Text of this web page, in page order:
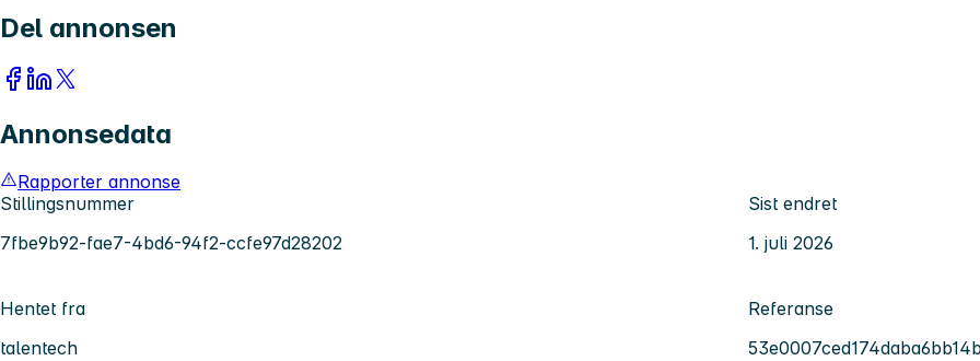
Del annonsen
Annonsedata
Rapporter annonse
Stillingsnummer
7fbe9b92-fae7-4bd6-94f2-ccfe97d28202
Sist endret
1. juli 2026
Hentet fra
talentech
Referanse